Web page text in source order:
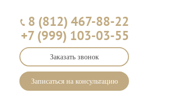
8 (812) 467-88-22
+7 (999) 103-03-55
Заказать звонок
Записаться на консультацию